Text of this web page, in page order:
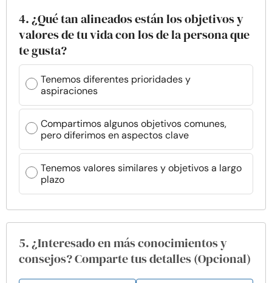
4. ¿Qué tan alineados están los objetivos y
valores de tu vida con los de la persona que
te gusta?
Tenemos diferentes prioridades y
aspiraciones
Compartimos algunos objetivos comunes,
pero diferimos en aspectos clave
Tenemos valores similares y objetivos a largo
plazo
5. ¿Interesado en más conocimientos y
consejos? Comparte tus detalles (Opcional)